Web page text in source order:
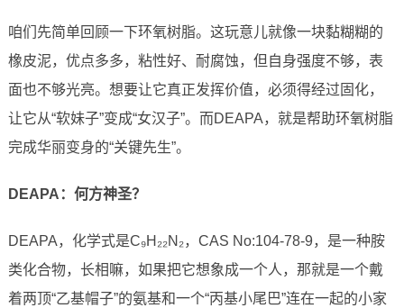
咱们先简单回顾一下环氧树脂。这玩意儿就像一块黏糊糊的
橡皮泥，优点多多，粘性好、耐腐蚀，但自身强度不够，表
面也不够光亮。想要让它真正发挥价值，必须得经过固化，
让它从“软妹子”变成“女汉子”。而DEAPA，就是帮助环氧树脂
完成华丽变身的“关键先生”。
DEAPA：何方神圣？
DEAPA，化学式是C₉H₂₂N₂，CAS No:104-78-9，是一种胺
类化合物，长相嘛，如果把它想象成一个人，那就是一个戴
着两顶“乙基帽子”的氨基和一个“丙基小尾巴”连在一起的小家